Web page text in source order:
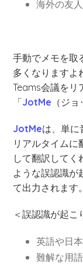
海外の友
手動でメモを取
多くなりますよ
Teams会議をリ
「JotMe （ジ
JotMeは、単に
リアルタイムに
して翻訳してく
ような誤認識が
て出力されます。
＜誤認識が起こ
英語や日
難解な用